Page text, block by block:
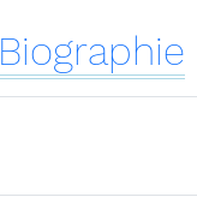
Biographie